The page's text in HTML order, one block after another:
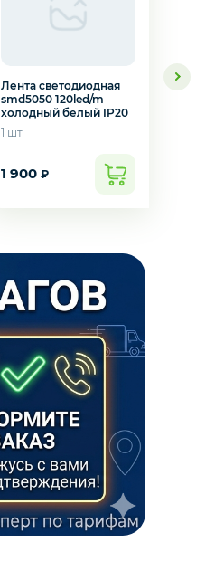
Лента светодиодная
smd5050 120led/m
холодный белый IP20
1 шт
1 900 ₽
Лента